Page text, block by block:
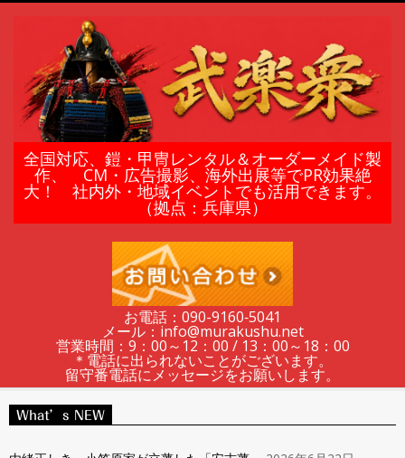
鎧
甲
レ
ン
全国対応、鎧・甲冑レンタル＆オーダーメイド製
作、 CM・広告撮影、海外出展等でPR効果絶
大！ 社内外・地域イベントでも活用できます。
（拠点：兵庫県）
お電話：090-9160‐5041
メール：info@murakushu.net
営業時間：9：00～12：00 / 13：00～18：00
＊電話に出られないことがございます。
留守番電話にメッセージをお願いします。
Navigation
What’s NEW